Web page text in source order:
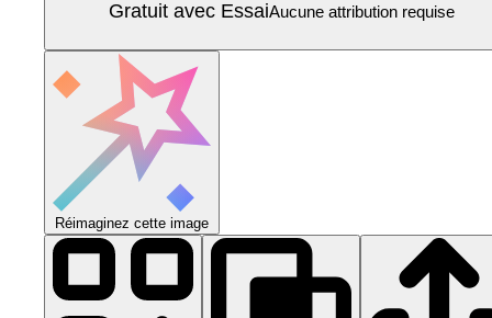
Gratuit avec EssaiAucune attribution requise
Réimaginez cette image